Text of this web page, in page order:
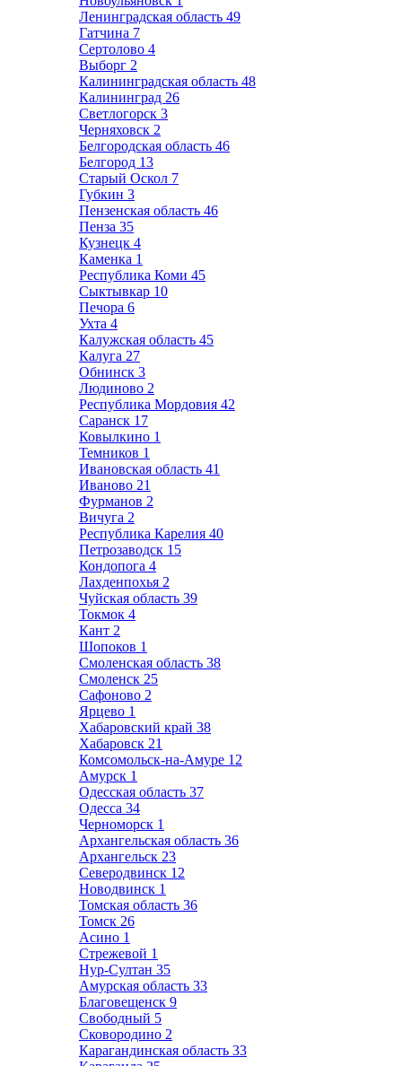
Ленинградская область 49
Гатчина 7
Сертолово 4
Выборг 2
Калининградская область 48
Калининград 26
Светлогорск 3
Черняховск 2
Белгородская область 46
Белгород 13
Старый Оскол 7
Губкин 3
Пензенская область 46
Пенза 35
Кузнецк 4
Каменка 1
Республика Коми 45
Сыктывкар 10
Печора 6
Ухта 4
Калужская область 45
Калуга 27
Обнинск 3
Людиново 2
Республика Мордовия 42
Саранск 17
Ковылкино 1
Темников 1
Ивановская область 41
Иваново 21
Фурманов 2
Вичуга 2
Республика Карелия 40
Петрозаводск 15
Кондопога 4
Лахденпохья 2
Чуйская область 39
Токмок 4
Кант 2
Шопоков 1
Смоленская область 38
Смоленск 25
Сафоново 2
Ярцево 1
Хабаровский край 38
Хабаровск 21
Комсомольск-на-Амуре 12
Амурск 1
Одесская область 37
Одесса 34
Черноморск 1
Архангельская область 36
Архангельск 23
Северодвинск 12
Новодвинск 1
Томская область 36
Томск 26
Асино 1
Стрежевой 1
Нур-Султан 35
Амурская область 33
Благовещенск 9
Свободный 5
Сковородино 2
Карагандинская область 33